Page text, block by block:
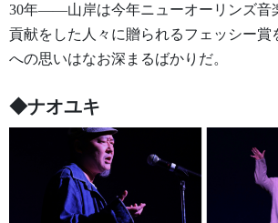
30年——山岸は今年ニューオーリンズ音
貢献をした人々に贈られるフェッシー賞
への思いはなお深まるばかりだ。
◆ナオユキ